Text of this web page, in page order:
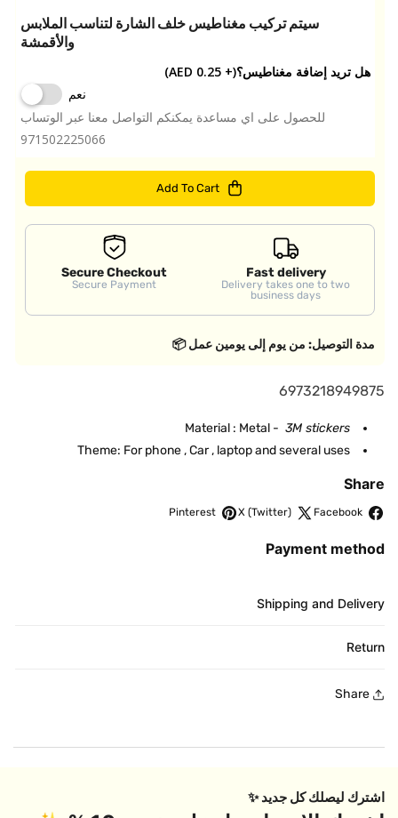
-
سيتم تركيب مغناطيس خلف الشارة لتناسب الملابس
والأقمشة
هل تريد إضافة مغناطيس؟(+ 0.25 AED)
نعم
للحصول على اي مساعدة يمكنكم التواصل معنا عبر الوتساب
971502225066
Add To Cart
Fast delivery
Delivery takes one to two
business days
Secure Checkout
Secure Payment
مدة التوصيل: من يوم إلى يومين عمل 📦
S
6973218949875
Material : Metal - 3M stickers
Theme: For phone , Car , laptop and several uses
Share
Facebook
X (Twitter)
Pinterest
Payment method
Shipping and Delivery
Return
Share
اشترك ليصلك كل جديد ✨